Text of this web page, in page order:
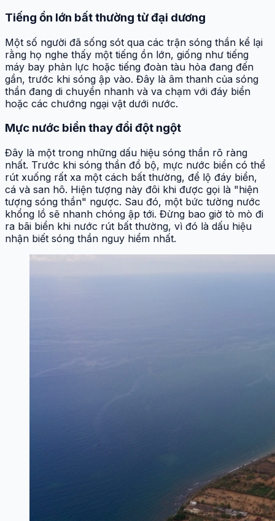
Tiếng ồn lớn bất thường từ đại dương
Một số người đã sống sót qua các trận sóng thần kể lại
rằng họ nghe thấy một tiếng ồn lớn, giống như tiếng
máy bay phản lực hoặc tiếng đoàn tàu hỏa đang đến
gần, trước khi sóng ập vào. Đây là âm thanh của sóng
thần đang di chuyển nhanh và va chạm với đáy biển
hoặc các chướng ngại vật dưới nước.
Mực nước biển thay đổi đột ngột
Đây là một trong những dấu hiệu sóng thần rõ ràng
nhất. Trước khi sóng thần đổ bộ, mực nước biển có thể
rút xuống rất xa một cách bất thường, để lộ đáy biển,
cá và san hô. Hiện tượng này đôi khi được gọi là "hiện
tượng sóng thần" ngược. Sau đó, một bức tường nước
khổng lồ sẽ nhanh chóng ập tới. Đừng bao giờ tò mò đi
ra bãi biển khi nước rút bất thường, vì đó là dấu hiệu
nhận biết sóng thần nguy hiểm nhất.